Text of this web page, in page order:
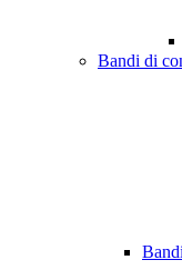
Bandi di